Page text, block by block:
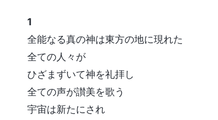
1
全能なる真の神は東方の地に現れた
全ての人々が
ひざまずいて神を礼拝し
全ての声が讃美を歌う
宇宙は新たにされ